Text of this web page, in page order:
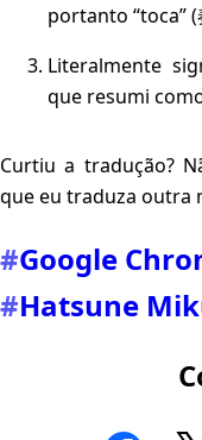
portanto “toca” (
Literalmente
que resumi
Curtiu a tradução?
que eu traduza outra
#Google
#Hatsune